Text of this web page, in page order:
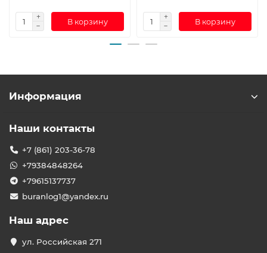
В корзину В корзину
Информация
Наши контакты
+7 (861) 203-36-78
+79384848264
+79615137737
buranlog1@yandex.ru
Наш адрес
ул. Российская 271